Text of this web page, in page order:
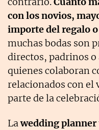
con los novios,
importe del regalo
muchas bodas son
directos, padrinos
quienes colaboran
relacionados con el
parte de la
Lawedding planner